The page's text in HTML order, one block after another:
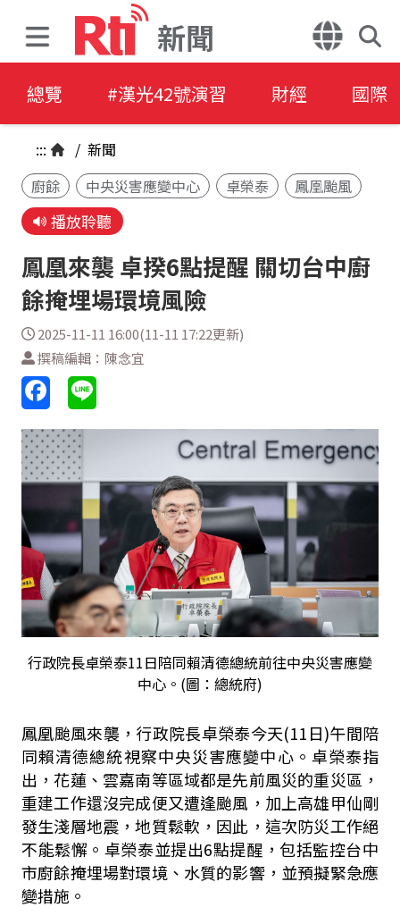
新聞
總覽 #漢光42號演習 財經 國際
::: / 新聞
廚餘
中央災害應變中心 卓榮泰 鳳凰颱風
播放聆聽
鳳凰來襲 卓揆6點提醒 關切台中廚
餘掩埋場環境風險
2025-11-11 16:00(11-11 17:22更新)
撰稿編輯：陳念宜
行政院長卓榮泰11日陪同賴清德總統前往中央災害應變
中心。(圖：總統府)
鳳凰颱風來襲，行政院長卓榮泰今天(11日)午間陪
同賴清德總統視察中央災害應變中心。卓榮泰指
出，花蓮、雲嘉南等區域都是先前風災的重災區，
重建工作還沒完成便又遭逢颱風，加上高雄甲仙剛
發生淺層地震，地質鬆軟，因此，這次防災工作絕
不能鬆懈。卓榮泰並提出6點提醒，包括監控台中
市廚餘掩埋場對環境、水質的影響，並預擬緊急應
變措施。